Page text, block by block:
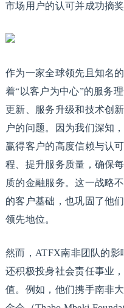
市场用户的认可并成功摘
作为一家全球领先且知名
着“以客户为中心”的服务
更新、服务升级和技术创
户的问题。因为我们深知
赢得客户的高度信赖与认
程、提升服务质量，确保
质的金融服务。这一战略
的客户基础，也巩固了他
领先地位。
然而，ATFX南非团队的
还积极投身社会责任事业
值。例如，他们携手南非